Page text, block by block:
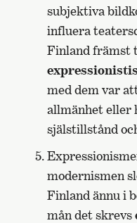
subjektiva
influera
Finland främst
med dem var
allmänhet eller
själstillstånd
modernismen
Finland ännu i
mån det skrevs